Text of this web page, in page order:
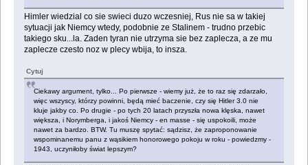
Himler wiedzial co sie swieci duzo wczesniej, Rus nie sa w takiej
sytuacji jak Niemcy wtedy, podobnie ze Stalinem - trudno przebic
takiego sku...la. Zaden tyran nie utrzyma sie bez zaplecza, a ze mu
zaplecze czesto noz w plecy wbija, to insza.
Cytuj
Ciekawy argument, tylko... Po pierwsze - wiemy już, że to raz się zdarzało,
więc wszyscy, którzy powinni, będą mieć baczenie, czy się Hitler 3.0 nie
kluje jakby co. Po drugie - po tych 20 latach przyszła nowa klęska, nawet
większa, i Norymberga, i jakoś Niemcy - en masse - się uspokoili, może
nawet za bardzo. BTW. Tu muszę spytać: sądzisz, że zaproponowanie
wspominanemu panu z wąsikiem honorowego pokoju w roku - powiedzmy -
1943, uczyniłoby świat lepszym?